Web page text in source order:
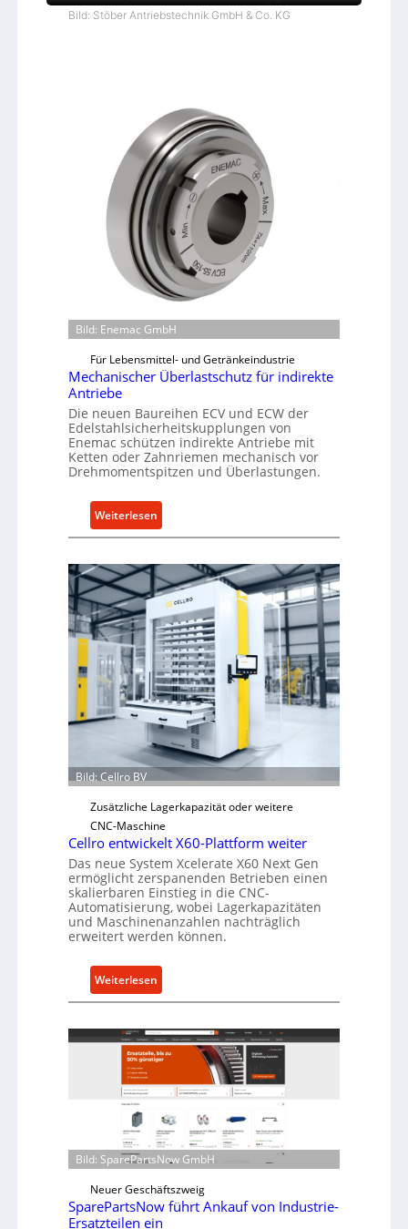
Bild: Stöber Antriebstechnik GmbH & Co. KG
Bild: Enemac GmbH
Für Lebensmittel- und Getränkeindustrie
Mechanischer Überlastschutz für indirekte
Antriebe
Die neuen Baureihen ECV und ECW der
Edelstahlsicherheitskupplungen von
Enemac schützen indirekte Antriebe mit
Ketten oder Zahnriemen mechanisch vor
Drehmomentspitzen und Überlastungen.
Weiterlesen:
M
c
h
n
i
c
h
e
r
Ü
b
l
a
s
t
s
c
u
t
f
ü
i
d
i
r
e
k
t
Bild: Cellro BV
Zusätzliche Lagerkapazität oder weitere
CNC-Maschine
Cellro entwickelt X60-Plattform weiter
Das neue System Xcelerate X60 Next Gen
ermöglicht zerspanenden Betrieben einen
skalierbaren Einstieg in die CNC-
Automatisierung, wobei Lagerkapazitäten
und Maschinenanzahlen nachträglich
erweitert werden können.
Weiterlesen:
C
l
l
o
e
n
t
w
i
c
Bild: SparePartsNow GmbH
Neuer Geschäftszweig
SparePartsNow führt Ankauf von Industrie-
Ersatzteilen ein